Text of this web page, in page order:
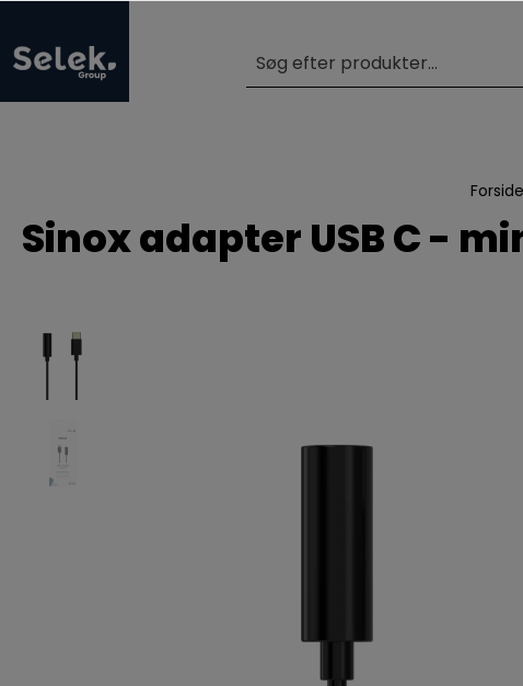
Forside
Sinox adapter USB C -